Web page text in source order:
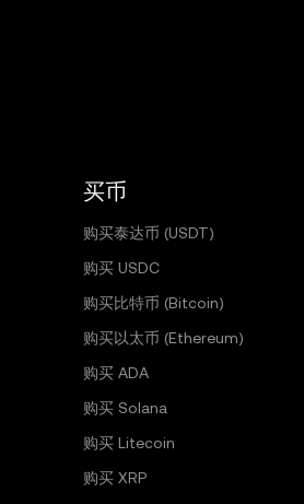
买币
购买泰达币 (USDT)
购买 USDC
购买比特币 (Bitcoin)
购买以太币 (Ethereum)
购买 ADA
购买 Solana
购买 Litecoin
购买 XRP